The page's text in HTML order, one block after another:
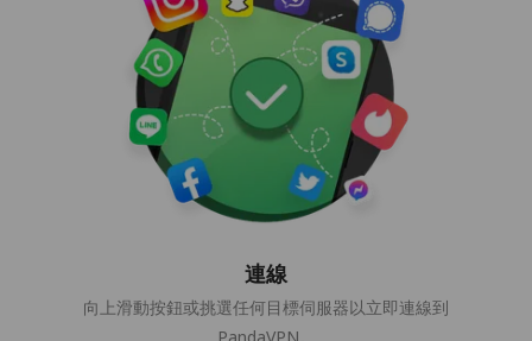
連線
向上滑動按鈕或挑選任何目標伺服器以立即連線到